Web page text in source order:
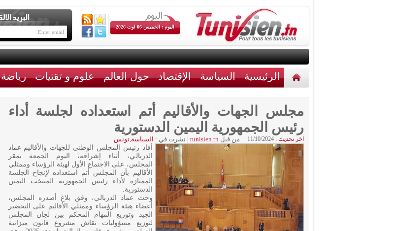
اليوم : الخميس 06 اوت 2026
الرئيسية السياسة الإقتصاد حول العالم علوم و تقنيات رياضة
مجلس الجهات والأقاليم أتم استعداده لجلسة أداء
رئيس الجمهورية اليمين الدستورية
اخر تحديث : 11/10/2024 من قبلtunisien.tn
| نشرت في : السياسة,تونس
أفاد رئيس المجلس الوطني للجهات والأقاليم عماد
الدربالي، أثناء إشرافه، اليوم الجمعة بمقر
المجلس، على الاجتماع الأول لهيئة الرؤساء وممثلي
الأقاليم بأن المجلس أتم استعداده لإنجاح الجلسة
الممتازة لأداء رئيس الجمهورية المنتخب اليمين
الدستورية.
وحث عماد الدربالي، وفق بلاغ أصدره المجلس،
أعضاء هيئة الرؤساء وممثلي الأقاليم على التحضير
الجيد وتوزيع المهام المحكم بين لجان المجلس
لتوزيع مسؤوليات نقاش مشروع قانون ميزانية